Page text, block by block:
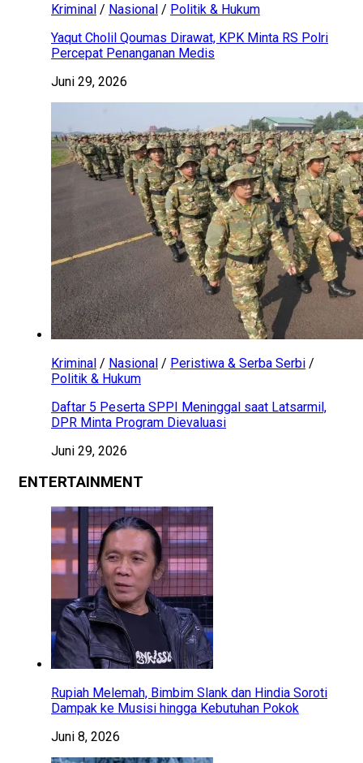
Kriminal / Nasional / Politik & Hukum
Yaqut Cholil Qoumas Dirawat, KPK Minta RS Polri
Percepat Penanganan Medis
Juni 29, 2026
Kriminal / Nasional / Peristiwa & Serba Serbi /
Politik & Hukum
Daftar 5 Peserta SPPI Meninggal saat Latsarmil,
DPR Minta Program Dievaluasi
Juni 29, 2026
ENTERTAINMENT
Rupiah Melemah, Bimbim Slank dan Hindia Soroti
Dampak ke Musisi hingga Kebutuhan Pokok
Juni 8, 2026